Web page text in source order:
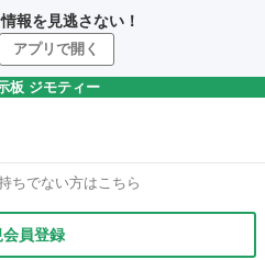
報を見逃さない！
アプリで開く
板 ジモティー
ちでない方はこちら
会員登録